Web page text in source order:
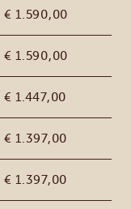
€ 1.590,00
€ 1.590,00
€ 1.447,00
€ 1.397,00
€ 1.397,00